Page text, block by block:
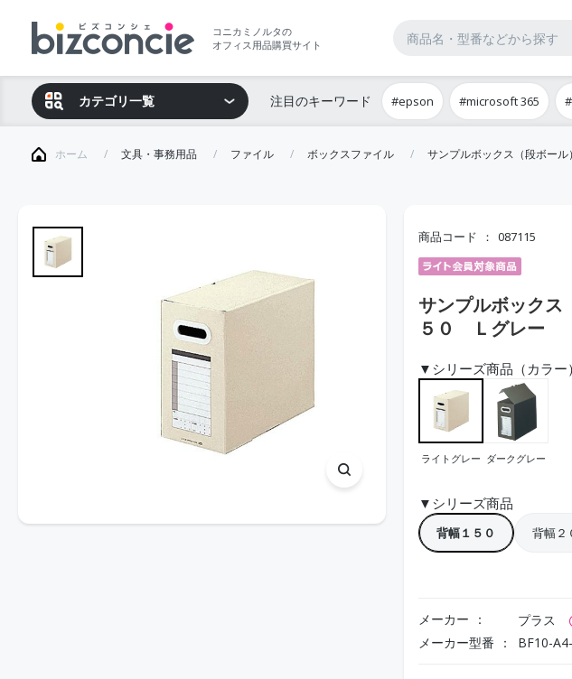
コニカミノルタの
オフィス用品購買サイト
カテゴリ一覧 注目のキーワード #epson #microsoft 365
ホーム 文具・事務用品 ファイル ボックスファイル サンプルボックス（段ボ
商品コード 087115
サンプルボック
５０ Ｌグレー
▼シリーズ商品（カラー）
ライトグレー ダークグレー
▼シリーズ商品
背幅１５０ 背幅２
メーカー プラス
メーカー型番 BF10-